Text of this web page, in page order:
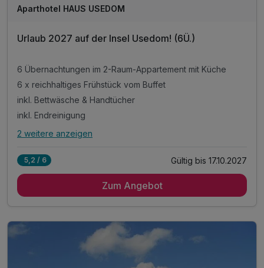
Aparthotel HAUS USEDOM
Urlaub 2027 auf der Insel Usedom! (6Ü.)
6 Übernachtungen im 2-Raum-Appartement mit Küche
6 x reichhaltiges Frühstück vom Buffet
inkl. Bettwäsche & Handtücher
inkl. Endreinigung
Alle Inklusivleistungen
6 x reichhaltiges Frühstück vom Buffet
inkl. Gas/Wasser/Strom
2 weitere anzeigen
5,2 / 6 Gültig bis 17.10.2027
Zum Angebot